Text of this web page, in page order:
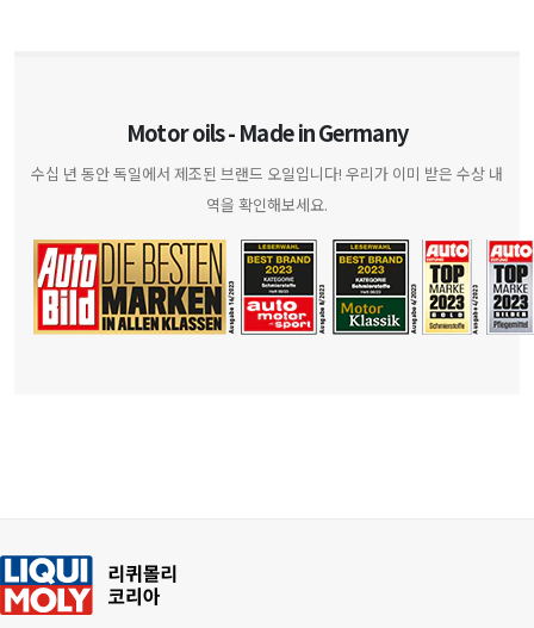
Motor oils - Made in Germany
수십 년 동안 독일에서 제조된 브랜드 오일입니다! 우리가 이미 받은 수상 내
역을 확인해보세요.